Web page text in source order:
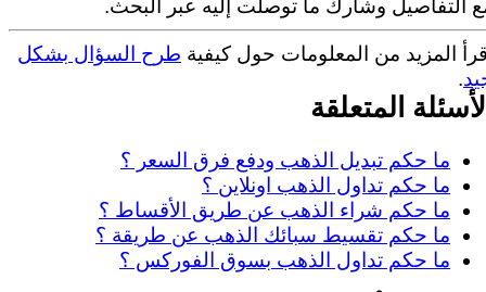
التفاصيل وشارك ما توصلت إليه عبر البحث.
المزيد من المعلومات حول كيفية طرح السؤال بشكل
.
المتعلقة
ما حكم تبديل الذهب ودفع فرق السعر ؟
ما حكم تداول الذهب اونلاين ؟
ما حكم شراء الذهب عن طريق الأقساط ؟
ما حكم تقسيط سبائك الذهب عن طريقة ؟
ما حكم تداول الذهب بسوق الفوركس ؟